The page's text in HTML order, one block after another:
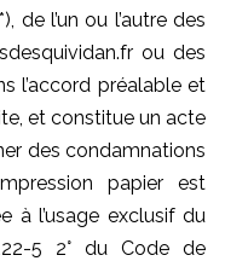
de l’un ou l’autre des
ou des
l’accord préalable et
et constitue un acte
des condamnations
papier est
à l’usage exclusif du
5 2° du Code de